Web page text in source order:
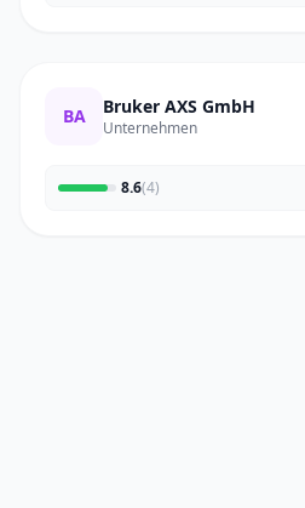
BA Bruker AXS GmbH
Unternehmen
8.6(4)